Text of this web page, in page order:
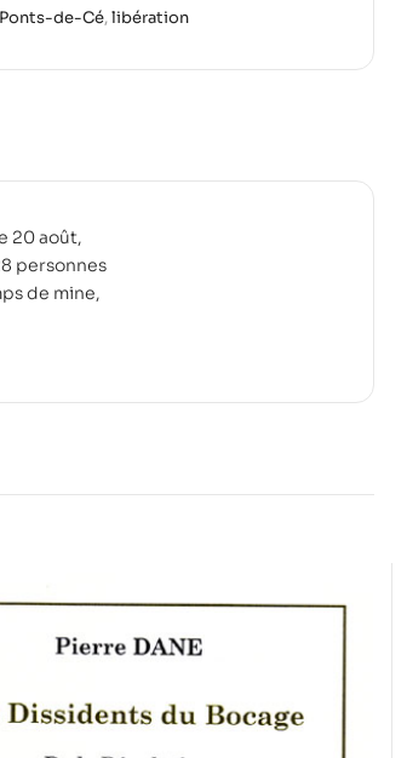
de-Cé,libération
20 août,
personnes
de mine,